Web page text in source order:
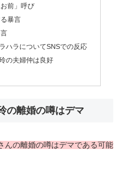
前」呼び
暴言
ハラについてSNSでの反応
の夫婦仲は良好
の離婚の噂はデマ
んの離婚の噂はデマである可能